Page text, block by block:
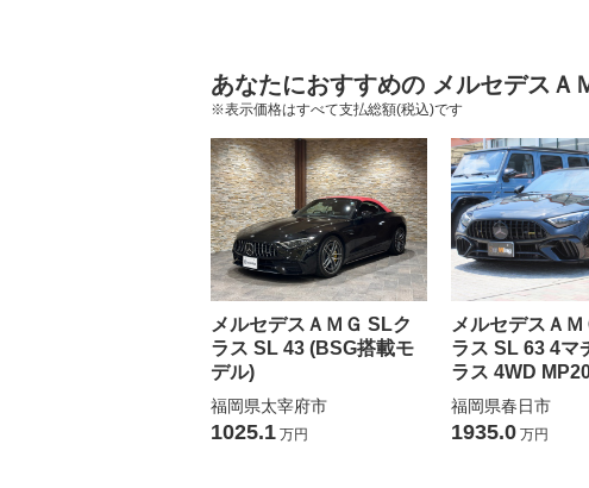
あなたにおすすめの メルセデスＡ
※表示価格はすべて支払総額(税込)です
メルセデスＡＭＧ SLク
ラス SL 43 (BSG搭載モ
デル)
福岡県太宰府市
1025.1 万円
メルセデスＡ
ラス SL 63 4マ
ラス 4WD
福岡県春日市
1935.0 万円